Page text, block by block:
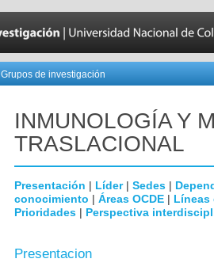
Grupos de investigación
INMUNOLOGÍA Y
TRASLACIONAL
Presentación | Líder| Sedes |
conocimiento | Áreas OCDE | Líneas
Prioridades | Perspectiva
Presentacion